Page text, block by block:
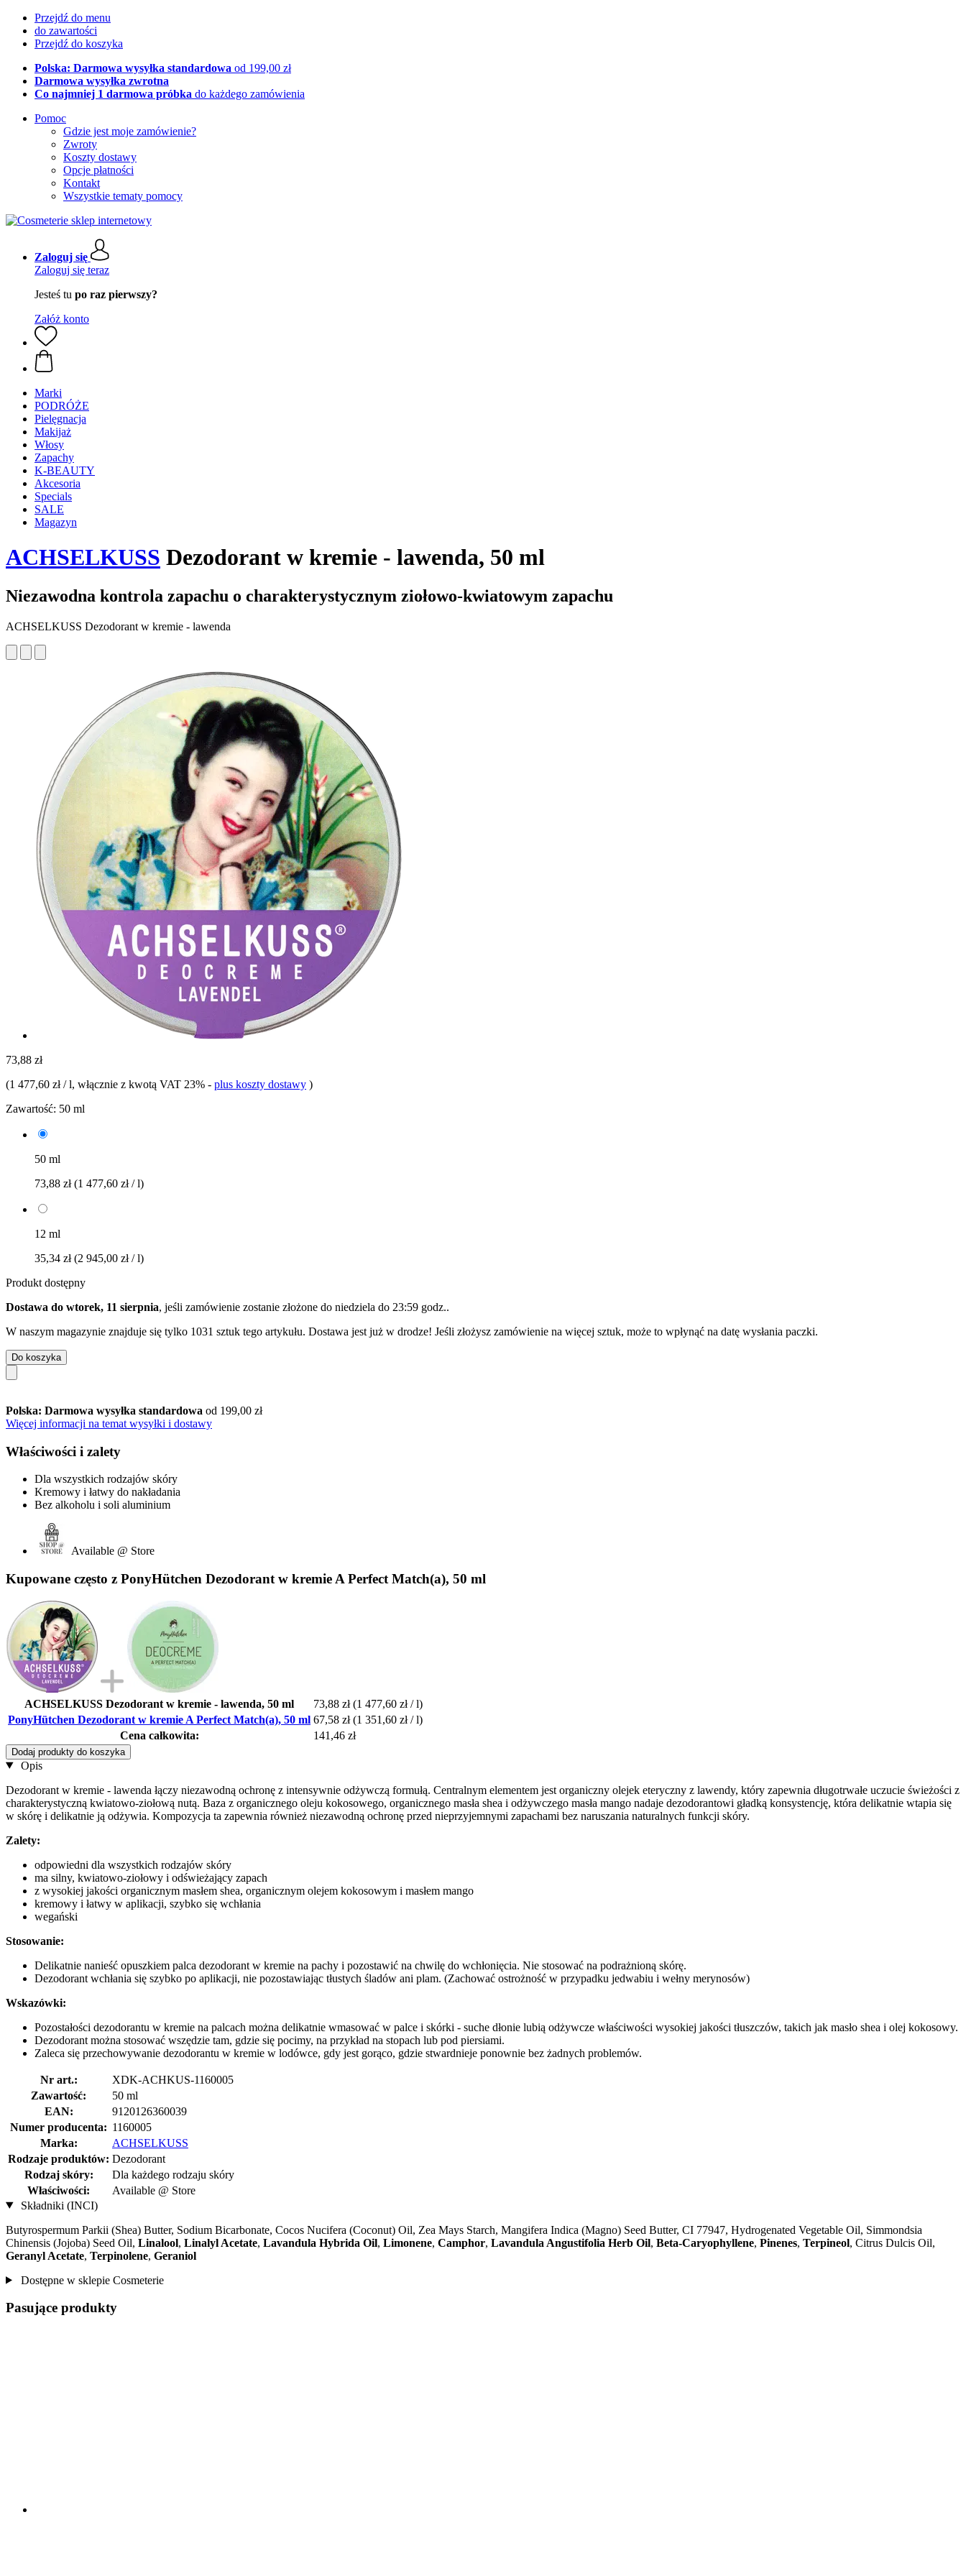
Przejdź do menu
do zawartości
Przejdź do koszyka
Polska: Darmowa wysyłka standardowa od 199,00 zł
Darmowa wysyłka zwrotna
Co najmniej 1 darmowa próbka do każdego zamówienia
Pomoc
Gdzie jest moje zamówienie?
Zwroty
Koszty dostawy
Opcje płatności
Kontakt
Wszystkie tematy pomocy
Zaloguj się
Zaloguj się teraz
Jesteś tu po raz pierwszy?
Załóż konto
Marki
PODRÓŻE
Pielęgnacja
Makijaż
Włosy
Zapachy
K-BEAUTY
Akcesoria
Specials
SALE
Magazyn
ACHSELKUSS Dezodorant w kremie - lawenda, 50 ml
Niezawodna kontrola zapachu o charakterystycznym ziołowo-kwiatowym zapachu
ACHSELKUSS Dezodorant w kremie - lawenda
73,88 zł
(1 477,60 zł / l, włącznie z kwotą VAT 23% - plus koszty dostawy )
Zawartość: 50 ml
50 ml
73,88 zł(1 477,60 zł / l)
12 ml
35,34 zł(2 945,00 zł / l)
Produkt dostępny
Dostawa do wtorek, 11 sierpnia, jeśli zamówienie zostanie złożone do niedziela do 23:59 godz..
W naszym magazynie znajduje się tylko 1031 sztuk tego artykułu. Dostawa jest już w drodze! Jeśli złożysz zamówienie na więcej sztuk, może to wpłynąć na datę wysłania paczki.
Do koszyka
Polska: Darmowa wysyłka standardowa od 199,00 zł
Więcej informacji na temat wysyłki i dostawy
Właściwości i zalety
Dla wszystkich rodzajów skóry
Kremowy i łatwy do nakładania
Bez alkoholu i soli aluminium
Available @ Store
Kupowane często z PonyHütchen Dezodorant w kremie A Perfect Match(a), 50 ml
ACHSELKUSS Dezodorant w kremie - lawenda, 50 ml 73,88 zł (1 477,60 zł / l)
PonyHütchen Dezodorant w kremie A Perfect Match(a), 50 ml 67,58 zł (1 351,60 zł / l)
Cena całkowita:
141,46 zł
Dodaj produkty do koszyka
Opis
Dezodorant w kremie - lawenda łączy niezawodną ochronę z intensywnie odżywczą formułą. Centralnym elementem jest organiczny olejek eteryczny z lawendy, który zapewnia długotrwałe uczucie świeżości z
charakterystyczną kwiatowo-ziołową nutą. Baza z organicznego oleju kokosowego, organicznego masła shea i odżywczego masła mango nadaje dezodorantowi gładką konsystencję, która delikatnie wtapia się
w skórę i delikatnie ją odżywia. Kompozycja ta zapewnia również niezawodną ochronę przed nieprzyjemnymi zapachami bez naruszania naturalnych funkcji skóry.
Zalety:
odpowiedni dla wszystkich rodzajów skóry
ma silny, kwiatowo-ziołowy i odświeżający zapach
z wysokiej jakości organicznym masłem shea, organicznym olejem kokosowym i masłem mango
kremowy i łatwy w aplikacji, szybko się wchłania
wegański
Stosowanie:
Delikatnie nanieść opuszkiem palca dezodorant w kremie na pachy i pozostawić na chwilę do wchłonięcia. Nie stosować na podrażnioną skórę.
Dezodorant wchłania się szybko po aplikacji, nie pozostawiając tłustych śladów ani plam. (Zachować ostrożność w przypadku jedwabiu i wełny merynosów)
Wskazówki:
Pozostałości dezodorantu w kremie na palcach można delikatnie wmasować w palce i skórki - suche dłonie lubią odżywcze właściwości wysokiej jakości tłuszczów, takich jak masło shea i olej kokosowy.
Dezodorant można stosować wszędzie tam, gdzie się pocimy, na przykład na stopach lub pod piersiami.
Zaleca się przechowywanie dezodorantu w kremie w lodówce, gdy jest gorąco, gdzie stwardnieje ponownie bez żadnych problemów.
Nr art.:
XDK-ACHKUS-1160005
Zawartość:
50 ml
EAN:
9120126360039
Numer producenta: 1160005
Marka:
ACHSELKUSS
Rodzaje produktów: Dezodorant
Rodzaj skóry:
Dla każdego rodzaju skóry
Właściwości:
Available @ Store
Składniki (INCI)
Butyrospermum Parkii (Shea) Butter, Sodium Bicarbonate, Cocos Nucifera (Coconut) Oil, Zea Mays Starch, Mangifera Indica (Magno) Seed Butter, CI 77947, Hydrogenated Vegetable Oil, Simmondsia
Chinensis (Jojoba) Seed Oil, Linalool, Linalyl Acetate, Lavandula Hybrida Oil, Limonene, Camphor, Lavandula Angustifolia Herb Oil, Beta-Caryophyllene, Pinenes, Terpineol, Citrus Dulcis Oil,
Geranyl Acetate, Terpinolene, Geraniol
Dostępne w sklepie Cosmeterie
Pasujące produkty